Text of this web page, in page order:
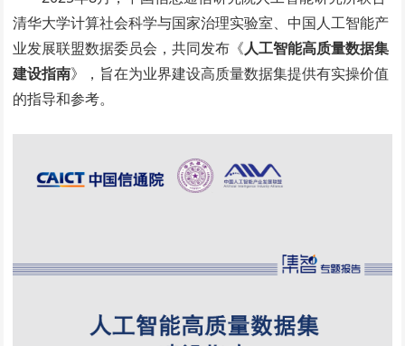
清华大学计算社会科学与国家治理实验室、中国人工智能产
业发展联盟数据委员会，共同发布《人工智能高质量数据集
建设指南》，旨在为业界建设高质量数据集提供有实操价值
的指导和参考。